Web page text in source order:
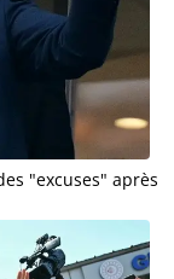
"excuses" après